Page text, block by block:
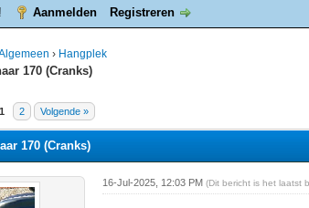
Aanmelden Registreren
› Hangplek
170 (Cranks)
1 2 Volgende »
- gemiddelde waardering is 0
170 (Cranks)
16-Jul-2025, 12:03 PM(Dit bericht is het laatst